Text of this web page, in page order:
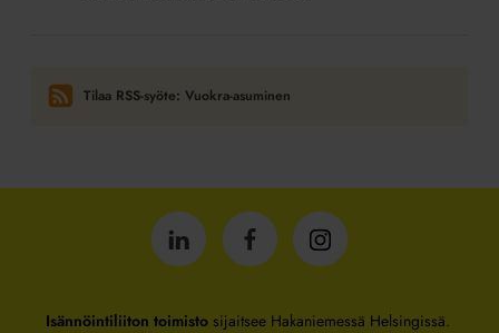
Tilaa RSS-syöte: Vuokra-asuminen
IsännöintiliittoIsännöintiliittoIsännöintiliitto
Isännöintiliiton toimistosijaitsee Hakaniemessä Helsingissä.